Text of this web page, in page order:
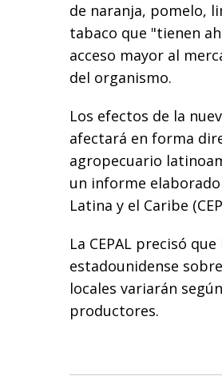
de naranja, pomelo,
tabaco que "tienen
acceso mayor al
del organismo.
Los efectos de la
afectará en forma
agropecuario
un informe
Latina y el Caribe
La CEPAL precisó
estadounidense
locales variarán
productores.